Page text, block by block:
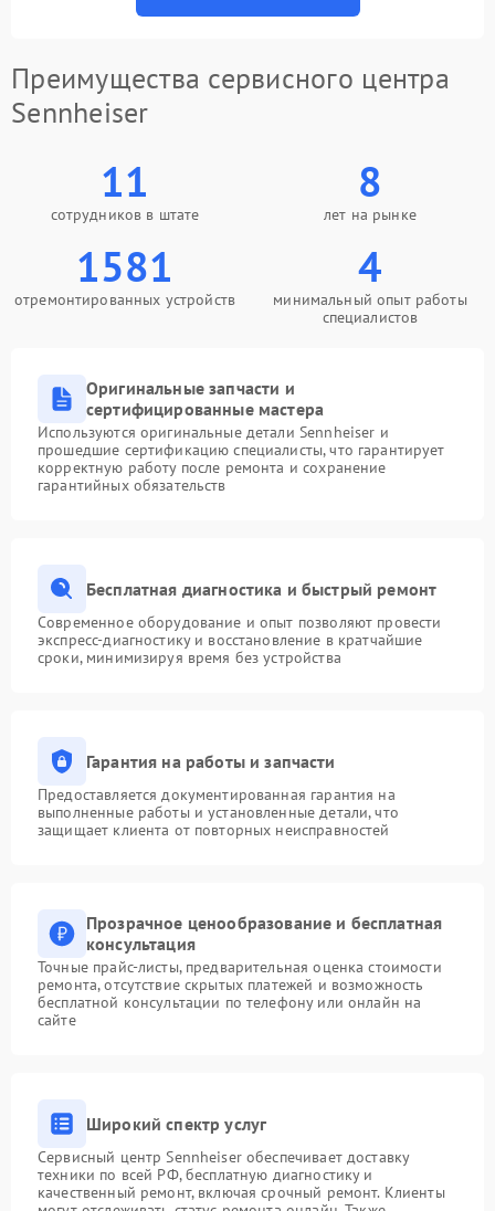
Преимущества сервисного центра
Sennheiser
11
сотрудников в штате
8
лет на рынке
1581
отремонтированных устройств
4
минимальный опыт работы
специалистов
Оригинальные запчасти и
сертифицированные мастера
Используются оригинальные детали Sennheiser и
прошедшие сертификацию специалисты, что гарантирует
корректную работу после ремонта и сохранение
гарантийных обязательств
Бесплатная диагностика и быстрый ремонт
Современное оборудование и опыт позволяют провести
экспресс-диагностику и восстановление в кратчайшие
сроки, минимизируя время без устройства
Гарантия на работы и запчасти
Предоставляется документированная гарантия на
выполненные работы и установленные детали, что
защищает клиента от повторных неисправностей
Прозрачное ценообразование и бесплатная
консультация
Точные прайс-листы, предварительная оценка стоимости
ремонта, отсутствие скрытых платежей и возможность
бесплатной консультации по телефону или онлайн на
сайте
Широкий спектр услуг
Сервисный центр Sennheiser обеспечивает доставку
техники по всей РФ, бесплатную диагностику и
качественный ремонт, включая срочный ремонт. Клиенты